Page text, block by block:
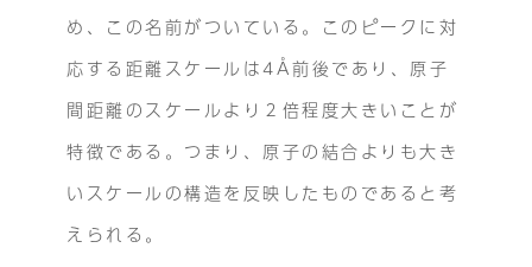
め、この名前がついている。このピークに対
応する距離スケールは4Å前後であり、原子
間距離のスケールより２倍程度大きいことが
特徴である。つまり、原子の結合よりも大き
いスケールの構造を反映したものであると考
えられる。